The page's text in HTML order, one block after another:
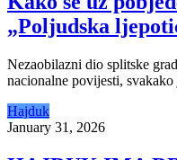
„Poljudska
Nezaobilazni dio splitske
nacionalne povijesti,
Hajduk
January 31, 2026